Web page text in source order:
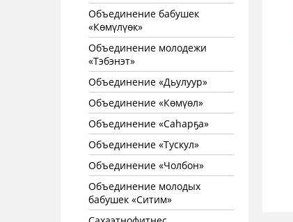
Объединение бабушек
«Көмүлүөк»
Объединение молодежи
«Тэбэнэт»
Объединение «Дьулуур»
Объединение «Көмүөл»
Объединение «Саhарҕа»
Объединение «Тускул»
Объединение «Чолбон»
Объединение молодых
бабушек «Ситим»